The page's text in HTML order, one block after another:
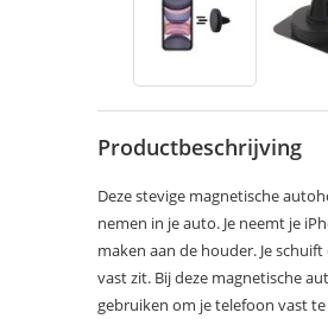
Productbeschrijving
Deze stevige magnetische
nemen in je auto. Je neemt je
maken aan de houder. Je
vast zit. Bij deze magnetische
gebruiken om je telefoon vast